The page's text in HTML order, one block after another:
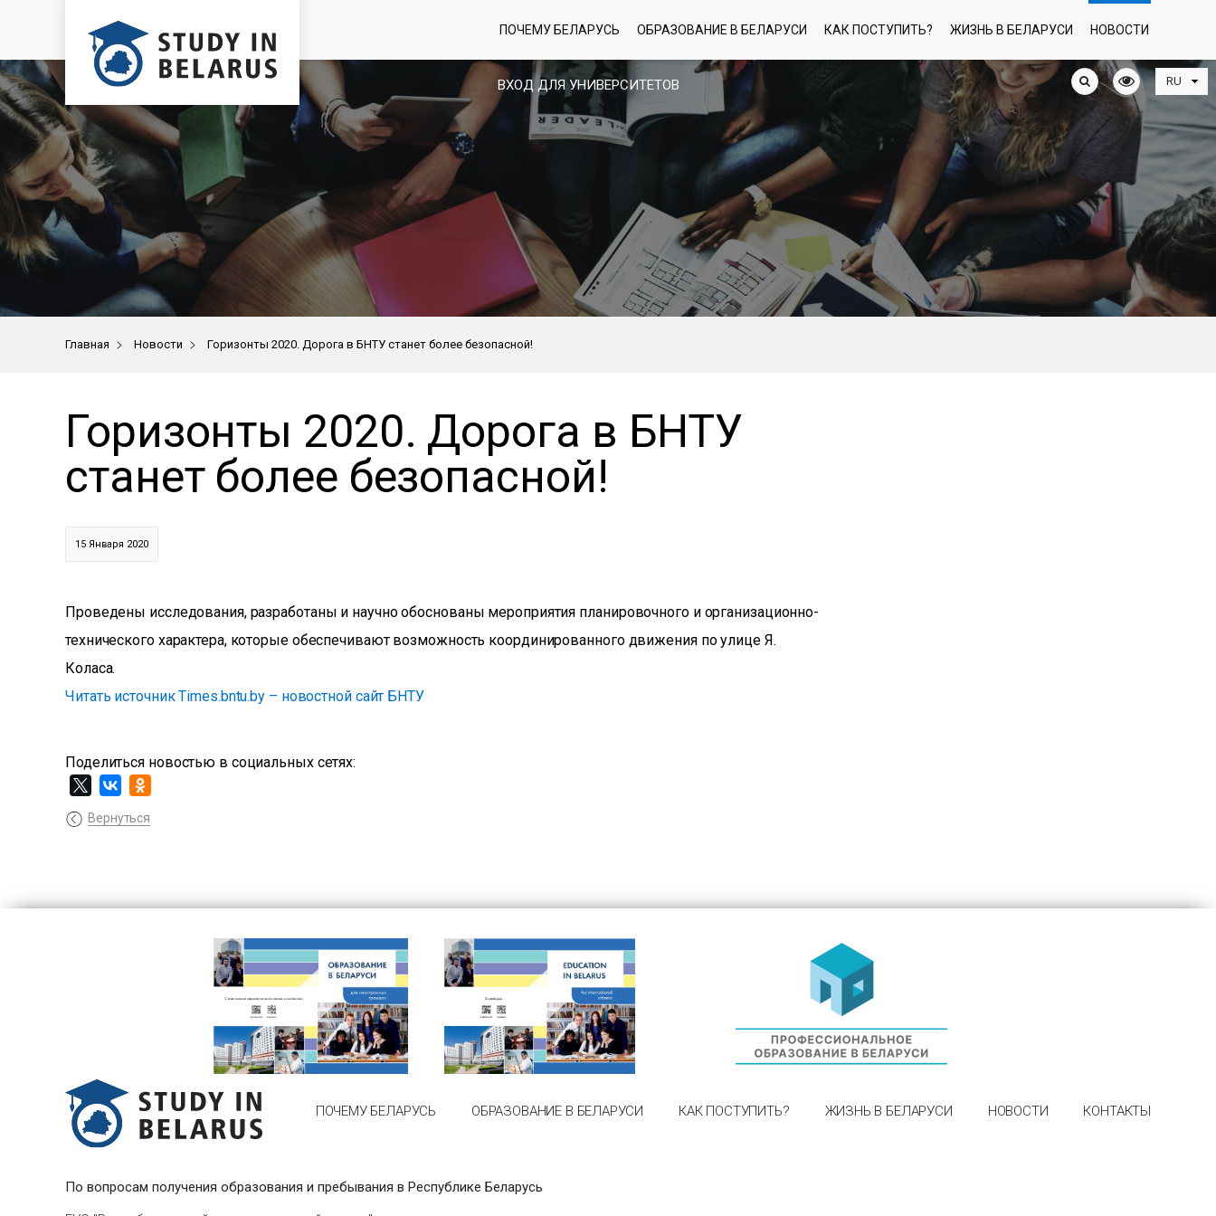
ВХОД ДЛЯ УНИВЕРСИТЕТОВ
ПОЧЕМУ БЕЛАРУСЬ ОБРАЗОВАНИЕ В БЕЛАРУСИ КАК ПОСТУПИТЬ? ЖИЗНЬ В БЕЛАРУСИ НОВОСТИ
Главная > Новости > Горизонты 2020. Дорога в БНТУ станет более безопасной!
Горизонты 2020. Дорога в БНТУ
станет более безопасной!
15 Января 2020
Проведены исследования, разработаны и научно обоснованы мероприятия планировочного и организационно-
технического характера, которые обеспечивают возможность координированного движения по улице Я.
Коласа.
Читать источник Times.bntu.by – новостной сайт БНТУ
Поделиться новостью в социальных сетях:
Вернуться
ПОЧЕМУ БЕЛАРУСЬ ОБРАЗОВАНИЕ В БЕЛАРУСИ КАК ПОСТУПИТЬ? ЖИЗНЬ В БЕЛАРУСИ НОВОСТИ КОНТАКТЫ
По вопросам получения образования и пребывания в Республике Беларусь